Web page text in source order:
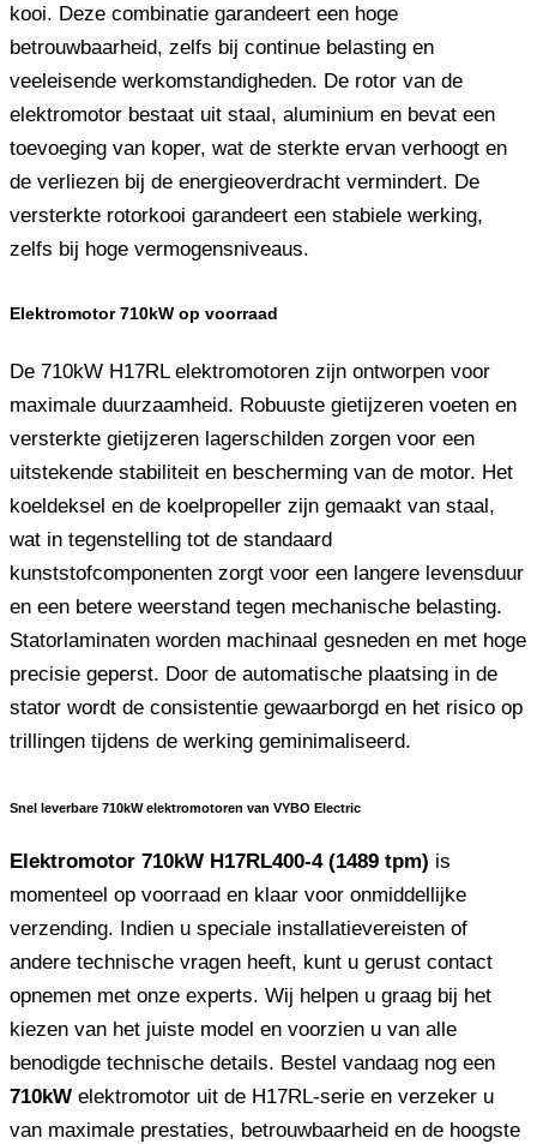
kooi. Deze combinatie garandeert een hoge
betrouwbaarheid, zelfs bij continue belasting en
veeleisende werkomstandigheden. De rotor van de
elektromotor bestaat uit staal, aluminium en bevat een
toevoeging van koper, wat de sterkte ervan verhoogt en
de verliezen bij de energieoverdracht vermindert. De
versterkte rotorkooi garandeert een stabiele werking,
zelfs bij hoge vermogensniveaus.
Elektromotor 710kW op voorraad
De 710kW H17RL elektromotoren zijn ontworpen voor
maximale duurzaamheid. Robuuste gietijzeren voeten en
versterkte gietijzeren lagerschilden zorgen voor een
uitstekende stabiliteit en bescherming van de motor. Het
koeldeksel en de koelpropeller zijn gemaakt van staal,
wat in tegenstelling tot de standaard
kunststofcomponenten zorgt voor een langere levensduur
en een betere weerstand tegen mechanische belasting.
Statorlaminaten worden machinaal gesneden en met hoge
precisie geperst. Door de automatische plaatsing in de
stator wordt de consistentie gewaarborgd en het risico op
trillingen tijdens de werking geminimaliseerd.
Snel leverbare 710kW elektromotoren van VYBO Electric
Elektromotor 710kW H17RL400-4 (1489 tpm) is
momenteel op voorraad en klaar voor onmiddellijke
verzending. Indien u speciale installatievereisten of
andere technische vragen heeft, kunt u gerust contact
opnemen met onze experts. Wij helpen u graag bij het
kiezen van het juiste model en voorzien u van alle
benodigde technische details. Bestel vandaag nog een
710kW elektromotor uit de H17RL-serie en verzeker u
van maximale prestaties, betrouwbaarheid en de hoogste